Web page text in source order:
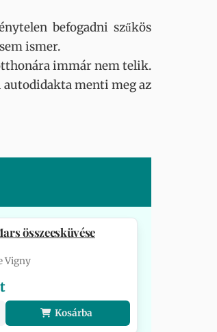
befogadni szűkös
ismer.
immár nem telik.
autodidakta menti meg az
összeesküvése
Vigny
Kosárba